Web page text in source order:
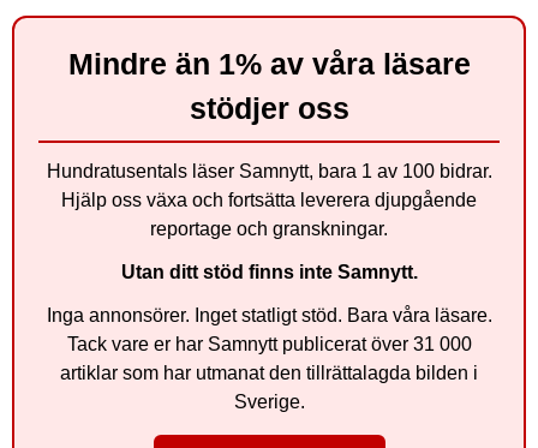
Mindre än 1% av våra läsare
stödjer oss
Hundratusentals läser Samnytt, bara 1 av 100 bidrar.
Hjälp oss växa och fortsätta leverera djupgående
reportage och granskningar.
Utan ditt stöd finns inte Samnytt.
Inga annonsörer. Inget statligt stöd. Bara våra läsare.
Tack vare er har Samnytt publicerat över 31 000
artiklar som har utmanat den tillrättalagda bilden i
Sverige.